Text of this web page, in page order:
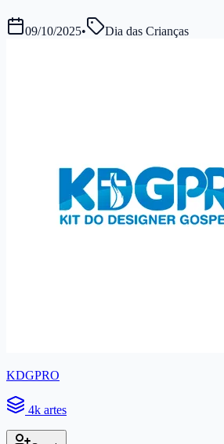
09/10/2025• Dia das Crianças
KDGPRO
4k artes